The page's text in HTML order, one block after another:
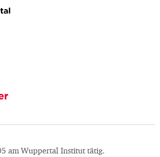
am Wuppertal Institut tätig.